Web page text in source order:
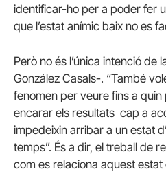
identificar-ho per a poder fer
que l’estat anímic baix no es
Però no és l’única intenció de
González Casals-. “També
fenomen per veure fins a
encarar els resultats cap a
impedeixin arribar a un estat
temps”. És a dir, el treball de
com es relaciona aquest estat